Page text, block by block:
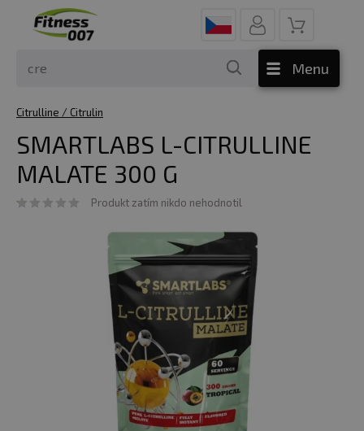
Menu
Citrulline / Citrulin
SMARTLABS L-CITRULLINE
MALATE 300 G
Produkt zatím nikdo nehodnotil